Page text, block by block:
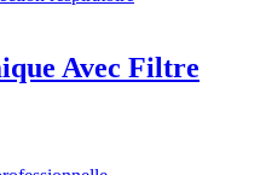
Avec Filtre